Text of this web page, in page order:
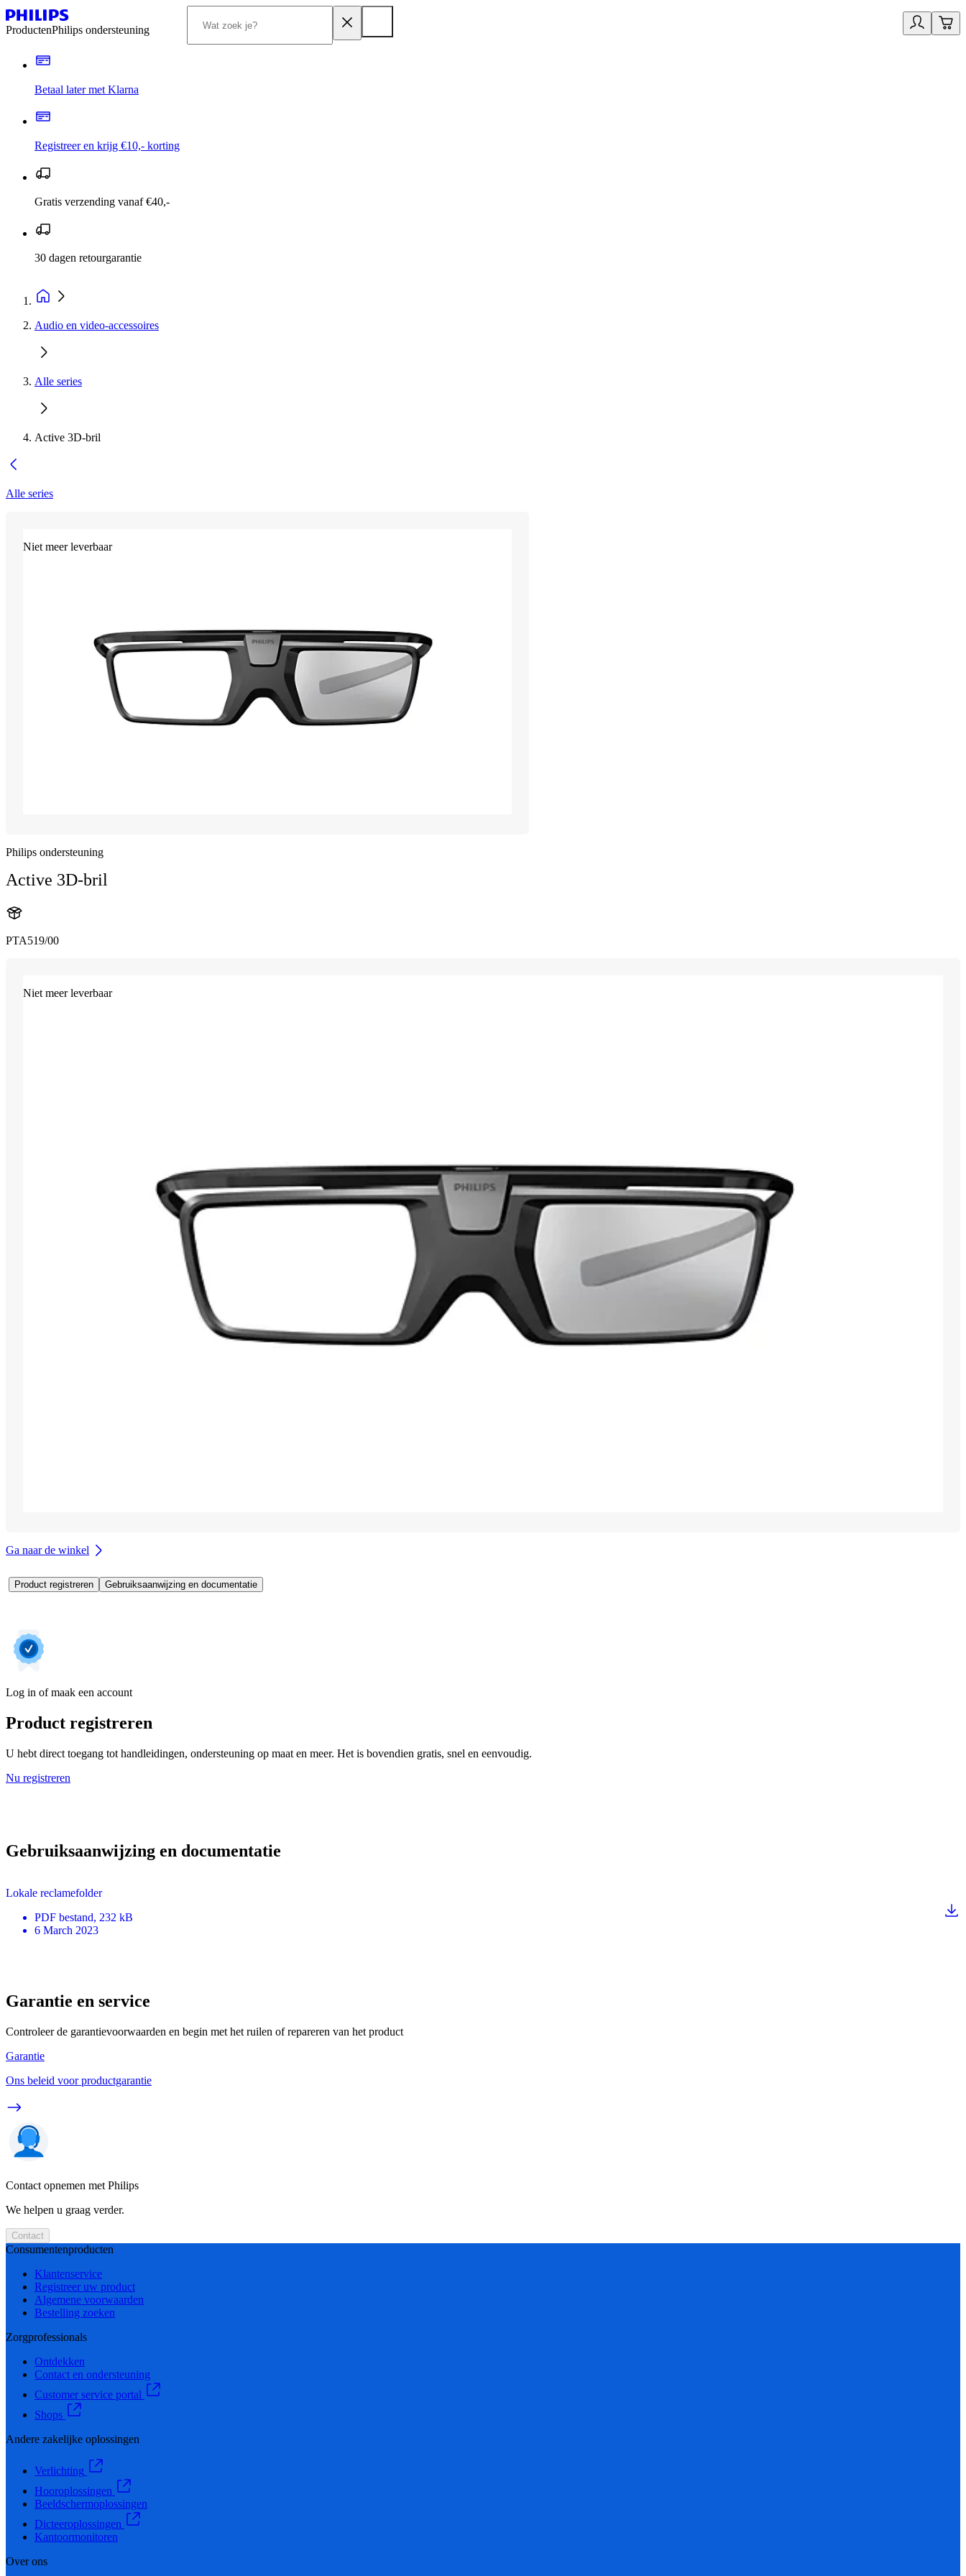
ProductenPhilips ondersteuning
Betaal later met Klarna
Registreer en krijg €10,- korting
Gratis verzending vanaf €40,-
30 dagen retourgarantie
Audio en video-accessoires
Alle series
Active 3D-bril
Alle series
Niet meer leverbaar
Philips ondersteuning
Active 3D-bril
PTA519/00
Niet meer leverbaar
Ga naar de winkel
Product registreren Gebruiksaanwijzing en documentatie
Log in of maak een account
Product registreren
U hebt direct toegang tot handleidingen, ondersteuning op maat en meer. Het is bovendien gratis, snel en eenvoudig.
Nu registreren
Gebruiksaanwijzing en documentatie
Lokale reclamefolder
PDF bestand, 232 kB
6 March 2023
Garantie en service
Controleer de garantievoorwaarden en begin met het ruilen of repareren van het product
Garantie
Ons beleid voor productgarantie
Contact opnemen met Philips
We helpen u graag verder.
Contact
Consumentenproducten
Klantenservice
Registreer uw product
Algemene voorwaarden
Bestelling zoeken
Zorgprofessionals
Ontdekken
Contact en ondersteuning
Customer service portal
Shops
Andere zakelijke oplossingen
Verlichting
Hooroplossingen
Beeldschermoplossingen
Dicteeroplossingen
Kantoormonitoren
Over ons